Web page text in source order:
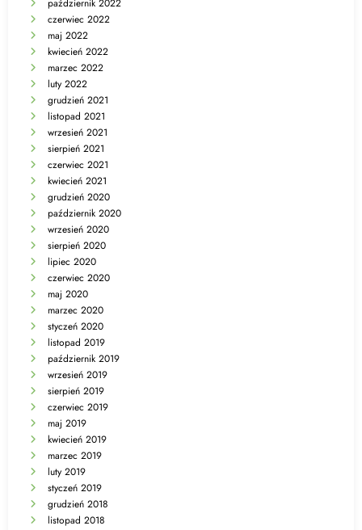
październik 2022
czerwiec 2022
maj 2022
kwiecień 2022
marzec 2022
luty 2022
grudzień 2021
listopad 2021
wrzesień 2021
sierpień 2021
czerwiec 2021
kwiecień 2021
grudzień 2020
październik 2020
wrzesień 2020
sierpień 2020
lipiec 2020
czerwiec 2020
maj 2020
marzec 2020
styczeń 2020
listopad 2019
październik 2019
wrzesień 2019
sierpień 2019
czerwiec 2019
maj 2019
kwiecień 2019
marzec 2019
luty 2019
styczeń 2019
grudzień 2018
listopad 2018